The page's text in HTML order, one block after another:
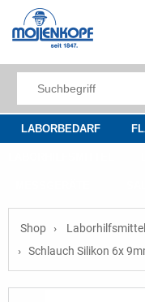
LABORBEDARF
Shop Laborhilfsmittel
Schlauch Silikon 6x